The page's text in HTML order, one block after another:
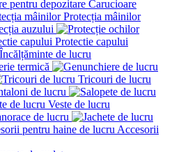
Carucioare
Protecția mâinilor
auzului
Protectie capului
Încălțăminte de lucru
termică
Tricouri de lucru
de lucru
Veste de lucru
de lucru
Accesorii